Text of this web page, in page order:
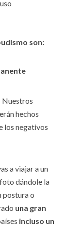
son:
Nuestros
hechos
los negativos
a viajar a un
dándole la
postura o
una gran
incluso un